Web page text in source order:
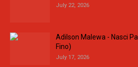
July 22, 2026
Adilson Malewa - Nasci
Fino)
July 17, 2026